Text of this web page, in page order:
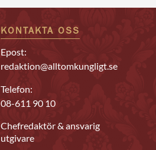
KONTAKTA OSS
Epost:
redaktion@alltomkungligt.se
Telefon:
08-611 90 10
Chefredaktör & ansvarig
utgivare